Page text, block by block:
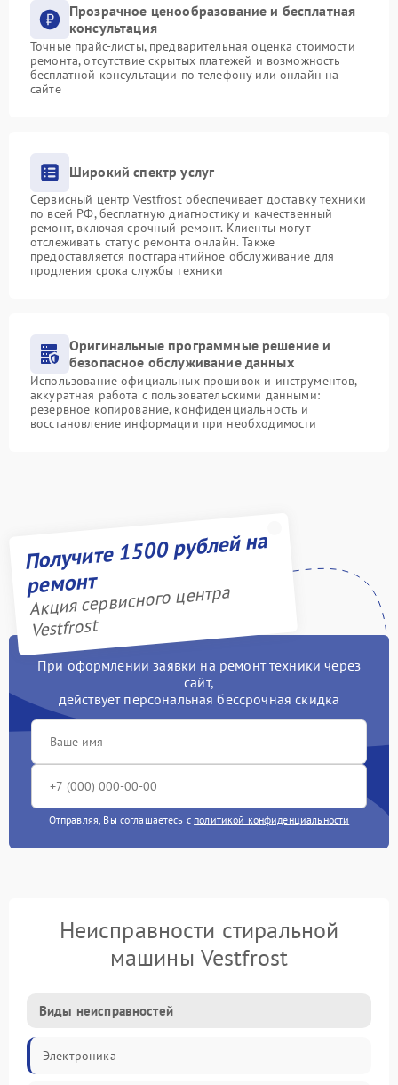
Прозрачное ценообразование и бесплатная
консультация
Точные прайс-листы, предварительная оценка стоимости
ремонта, отсутствие скрытых платежей и возможность
бесплатной консультации по телефону или онлайн на
сайте
Широкий спектр услуг
Сервисный центр Vestfrost обеспечивает доставку техники
по всей РФ, бесплатную диагностику и качественный
ремонт, включая срочный ремонт. Клиенты могут
отслеживать статус ремонта онлайн. Также
предоставляется постгарантийное обслуживание для
продления срока службы техники
Оригинальные программные решение и
безопасное обслуживание данных
Использование официальных прошивок и инструментов,
аккуратная работа с пользовательскими данными:
резервное копирование, конфиденциальность и
восстановление информации при необходимости
Получите 1500 рублей на
ремонт
Акция сервисного центра
Vestfrost
При оформлении заявки на ремонт техники через
сайт,
действует персональная бессрочная скидка
Отправляя, Вы соглашаетесь с политикой конфиденциальности
Неисправности стиральной
машины Vestfrost
Виды неисправностей
Электроника